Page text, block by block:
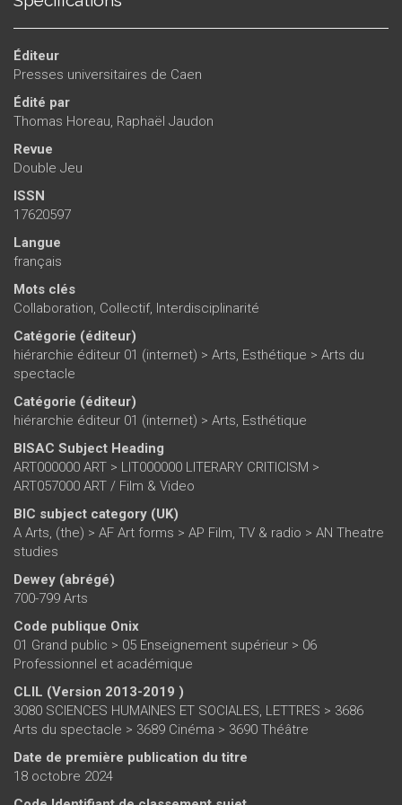
Éditeur
Presses universitaires de Caen
Édité par
Thomas Horeau, Raphaël Jaudon
Revue
Double Jeu
ISSN
17620597
Langue
français
Mots clés
Collaboration, Collectif, Interdisciplinarité
Catégorie (éditeur)
hiérarchie éditeur 01 (internet) > Arts, Esthétique > Arts du
spectacle
Catégorie (éditeur)
hiérarchie éditeur 01 (internet) > Arts, Esthétique
BISAC Subject Heading
ART000000 ART > LIT000000 LITERARY CRITICISM >
ART057000 ART / Film & Video
BIC subject category (UK)
A Arts, (the) > AF Art forms > AP Film, TV & radio > AN Theatre
studies
Dewey (abrégé)
700-799 Arts
Code publique Onix
01 Grand public > 05 Enseignement supérieur > 06
Professionnel et académique
CLIL (Version 2013-2019 )
3080 SCIENCES HUMAINES ET SOCIALES, LETTRES > 3686
Arts du spectacle > 3689 Cinéma > 3690 Théâtre
Date de première publication du titre
18 octobre 2024